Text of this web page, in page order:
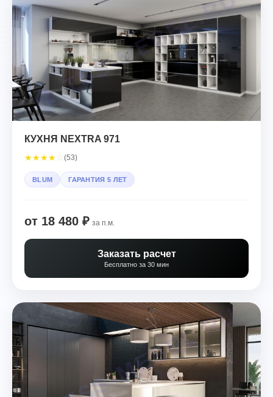
КУХНЯ NEXTRA 971
★★★★ (53)
BLUM ГАРАНТИЯ 5 ЛЕТ
от 18 480 ₽ за п.м.
Заказать расчет
Бесплатно за 30 мин